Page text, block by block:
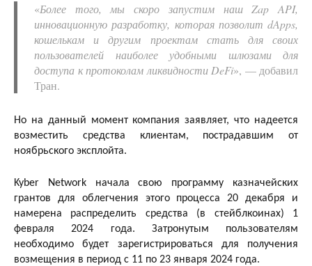
«Более того, мы скоро запустим наш Zap API,
инновационную разработку, которая позволит dApps,
кошелькам и другим проектам стать для своих
пользователей наиболее удобными шлюзами для
доступа к протоколам ликвидности DeFi», — добавил
Тран.
Но на данный момент компания заявляет, что надеется
возместить средства клиентам, пострадавшим от
ноябрьского эксплойта.
Kyber Network начала свою программу казначейских
грантов для облегчения этого процесса 20 декабря и
намерена распределить средства (в стейблкоинах) 1
февраля 2024 года. Затронутым пользователям
необходимо будет зарегистрироваться для получения
возмещения в период с 11 по 23 января 2024 года.